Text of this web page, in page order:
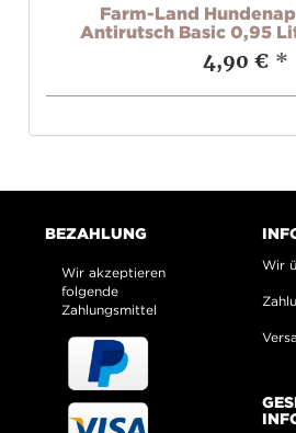
Farm-Land
Antirutsch Basic 0,95
4,90 € *
BEZAHLUNG
Wir akzeptieren
folgende
Zahlungsmittel
Wir